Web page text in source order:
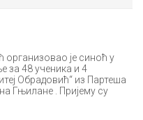
је синоћ у
за 48 ученика и 4
Обрадовић“ из Партеша
Гњилане . Пријему су